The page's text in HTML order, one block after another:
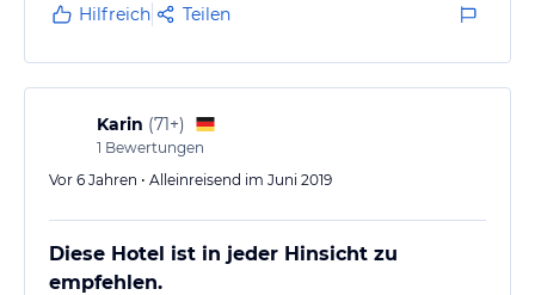
Hilfreich Teilen
Karin (71+)
1 Bewertungen
Vor 6 Jahren • Alleinreisend im Juni 2019
Diese Hotel ist in jeder Hinsicht zu
empfehlen.